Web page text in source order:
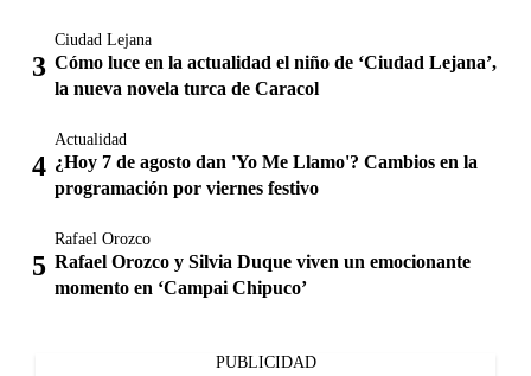
Ciudad Lejana
Cómo luce en la actualidad el niño de ‘Ciudad Lejana’,
la nueva novela turca de Caracol
Actualidad
¿Hoy 7 de agosto dan 'Yo Me Llamo'? Cambios en la
programación por viernes festivo
Rafael Orozco
Rafael Orozco y Silvia Duque viven un emocionante
momento en ‘Campai Chipuco’
PUBLICIDAD